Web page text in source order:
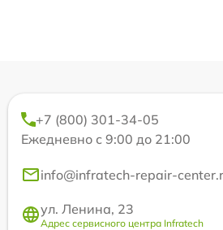
+7 (800) 301-34-05
Ежедневно с 9:00 до 21:00
info@infratech-repair-
ул. Ленина, 23
Адрес сервисного центра Infratech